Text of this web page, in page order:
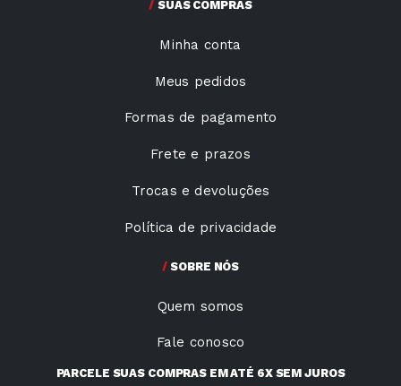
SUAS COMPRAS
Minha conta
Meus pedidos
Formas de pagamento
Frete e prazos
Trocas e devoluções
Política de privacidade
SOBRE NÓS
Quem somos
Fale conosco
PARCELE SUAS COMPRAS EM ATÉ 6X SEM JUROS